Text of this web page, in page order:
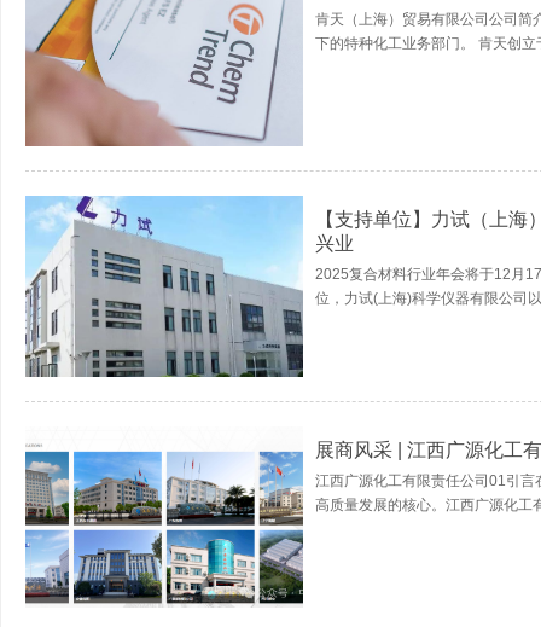
肯天（上海）贸易有限公司公司
下的特种化工业务部门。 肯天创
【支持单位】力试（上
兴业
2025复合材料行业年会将于12月
位，力试(上海)科学仪器有限公司
展商风采 | 江西广源化工
江西广源化工有限责任公司01引
高质量发展的核心。江西广源化工